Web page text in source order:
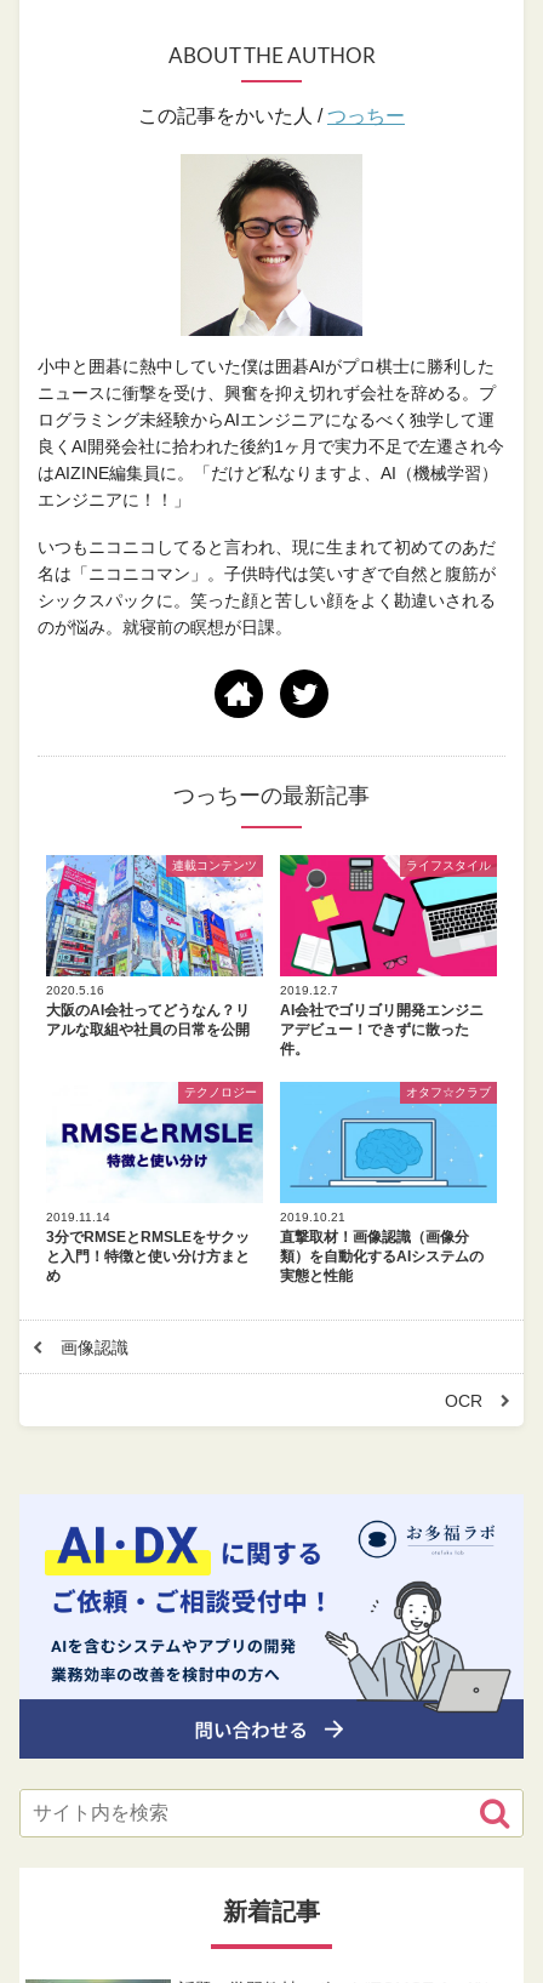
ABOUT THE AUTHOR
この記事をかいた人 /つっちー
小中と囲碁に熱中していた僕は囲碁AIがプロ棋士に勝利した
ニュースに衝撃を受け、興奮を抑え切れず会社を辞める。プ
ログラミング未経験からAIエンジニアになるべく独学して運
良くAI開発会社に拾われた後約1ヶ月で実力不足で左遷され今
はAIZINE編集員に。「だけど私なりますよ、AI（機械学習）
エンジニアに！！」
いつもニコニコしてると言われ、現に生まれて初めてのあだ
名は「ニコニコマン」。子供時代は笑いすぎで自然と腹筋が
シックスパックに。笑った顔と苦しい顔をよく勘違いされる
のが悩み。就寝前の瞑想が日課。
つっちーの最新記事
連載コンテンツ
2020.5.16
大阪のAI会社ってどうなん？リ
アルな取組や社員の日常を公開
ライフスタイル
2019.12.7
AI会社でゴリゴリ開発エンジニ
アデビュー！できずに散った
件。
テクノロジー
2019.11.14
3分でRMSEとRMSLEをサクッ
と入門！特徴と使い分け方まと
め
オタフ☆クラブ
2019.10.21
直撃取材！画像認識（画像分
類）を自動化するAIシステムの
実態と性能
画像認識
OCR
新着記事